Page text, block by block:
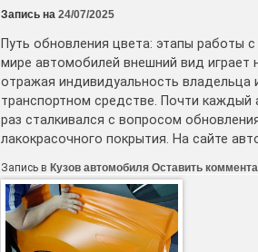
Запись на 24/07/2025
Путь обновления цвета: этапы работы
мире автомобилей внешний вид
отражая индивидуальность владельца
транспортном средстве. Почти каждый
раз сталкивался с вопросом
лакокрасочного покрытия. На сайте
Запись в Кузов автомобиля Оставить